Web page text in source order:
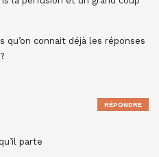
qu’on connait déjà les réponses
parte
RÉPONDRE